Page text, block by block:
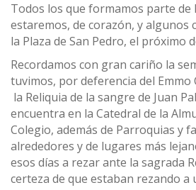
Todos los que formamos parte de
estaremos, de corazón, y algunos
la Plaza de San Pedro, el próximo
Recordamos con gran cariño la
tuvimos, por deferencia del Emmo
la Reliquia de la sangre de Juan
encuentra en la Catedral de la
Colegio, además de Parroquias y
alrededores y de lugares más
esos días a rezar ante la sagrada
certeza de que estaban rezando a